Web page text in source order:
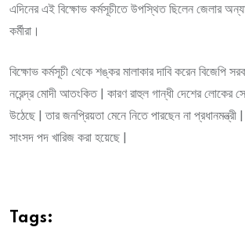
এদিনের এই বিক্ষোভ কর্মসূচীতে উপস্থিত ছিলেন জেলার
কর্মীরা।
বিক্ষোভ কর্মসূচী থেকে শঙ্কর মালাকার দাবি করেন বিজেপি
নরেন্দ্র মোদী আতংকিত | কারণ রাহুল গান্ধী দেশের লোকের
উঠেছে | তার জনপ্রিয়তা মেনে নিতে পারছেন না
সাংসদ পদ খারিজ করা হয়েছে |
Tags: